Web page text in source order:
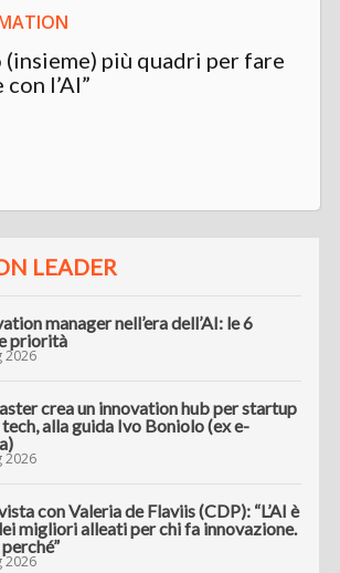
(insieme) più quadri per fare
l’AI”
LEADER
manager nell’era dell’AI: le 6
priorità
2026
crea un innovation hub per startup
alla guida Ivo Boniolo (ex e-
2026
con Valeria de Flaviis (CDP): “L’AI è
migliori alleati per chi fa innovazione.
2026